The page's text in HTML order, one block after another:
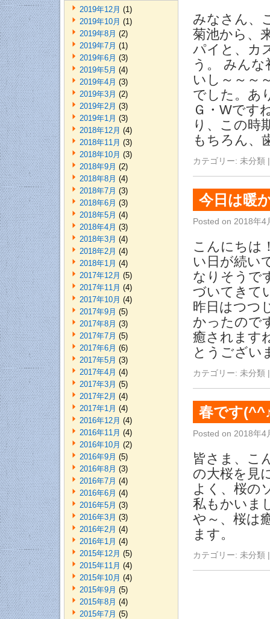
みなさん、
菊池から、
パイと、カ
う。 みん
いし～～～
でした。あ
Ｇ・Wです
り、この時
もちろん、
カテゴリー: 未分類 |
今日は暖
Posted on 2018年4
こんにちは
い日が続い
なりそうで
づいてきて
昨日はつつ
かったので
癒されます
とうござ
カテゴリー: 未分類 |
春です
Posted on 2018年4
皆さま、こ
の大桜を見
よく、桜の
私もかいま
や～、桜は
ます。
カテゴリー: 未分類 |
2019年12月 (1)
2019年10月 (1)
2019年8月 (2)
2019年7月 (1)
2019年6月 (3)
2019年5月 (4)
2019年4月 (3)
2019年3月 (2)
2019年2月 (3)
2019年1月 (3)
2018年12月 (4)
2018年11月 (3)
2018年10月 (3)
2018年9月 (2)
2018年8月 (4)
2018年7月 (3)
2018年6月 (3)
2018年5月 (4)
2018年4月 (3)
2018年3月 (4)
2018年2月 (4)
2018年1月 (4)
2017年12月 (5)
2017年11月 (4)
2017年10月 (4)
2017年9月 (5)
2017年8月 (3)
2017年7月 (5)
2017年6月 (6)
2017年5月 (3)
2017年4月 (4)
2017年3月 (5)
2017年2月 (4)
2017年1月 (4)
2016年12月 (4)
2016年11月 (4)
2016年10月 (2)
2016年9月 (5)
2016年8月 (3)
2016年7月 (4)
2016年6月 (4)
2016年5月 (3)
2016年3月 (3)
2016年2月 (4)
2016年1月 (4)
2015年12月 (5)
2015年11月 (4)
2015年10月 (4)
2015年9月 (5)
2015年8月 (4)
2015年7月 (5)